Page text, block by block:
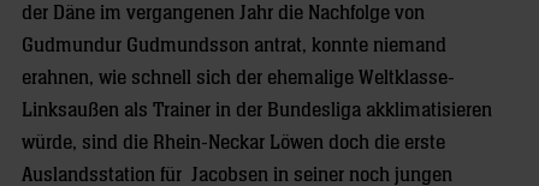
der Däne im vergangenen Jahr die Nachfolge von
Gudmundur Gudmundsson antrat, konnte niemand
erahnen, wie schnell sich der ehemalige Weltklasse-
Linksaußen als Trainer in der Bundesliga akklimatisieren
würde, sind die Rhein-Neckar Löwen doch die erste
Auslandsstation für Jacobsen in seiner noch jungen